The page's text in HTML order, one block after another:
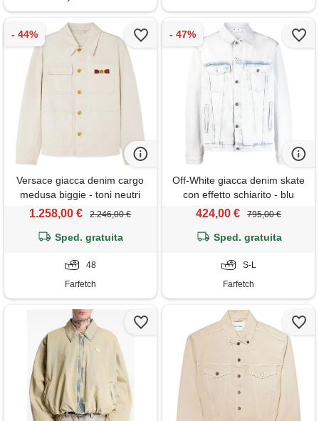
Versace giacca denim cargo
medusa biggie - toni neutri
1.258,00 € 2.246,00 €
Sped. gratuita
48
Farfetch
Off-White giacca denim skate
con effetto schiarito - blu
424,00 € 795,00 €
Sped. gratuita
S-L
Farfetch